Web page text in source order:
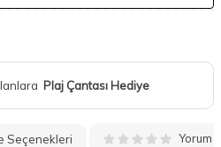
Plaj Çantası Hediye
Seçenekleri Yorum